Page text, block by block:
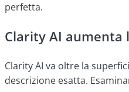
perfetta.
Clarity AI aumenta
Clarity AI va oltre la
descrizione esatta.